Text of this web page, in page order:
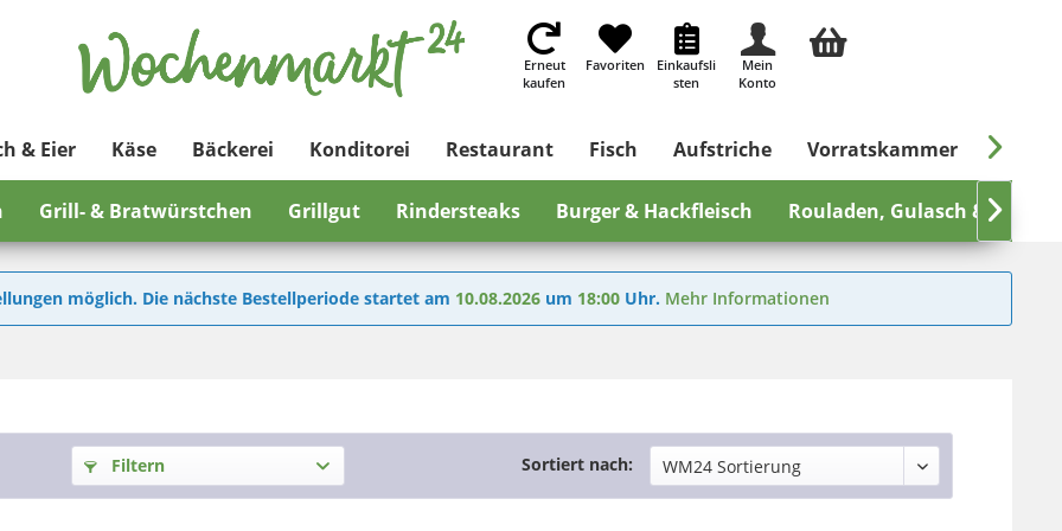
Erneut
kaufen
Favoriten
Einkaufsli
sten
Mein
Konto
& Eier Käse Bäckerei Konditorei Restaurant Fisch Aufstriche Vorratskammer Süßes
Grill- & Bratwürstchen Grillgut Rindersteaks Burger & Hackfleisch Rouladen, Gulasch &

möglich. Die nächste Bestellperiode startet am 10.08.2026 um 18:00 Uhr. Mehr Informationen
Filtern Sortiert nach: